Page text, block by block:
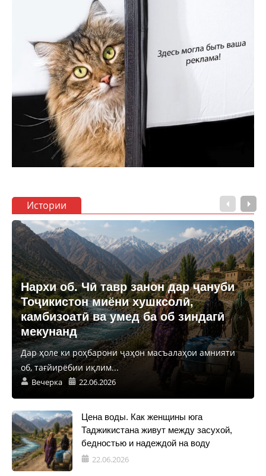
Истории
Нархи об. Чӣ тавр занон дар ҷануби
Тоҷикистон миёни хушксолӣ,
камбизоатӣ ва умед ба об зиндагӣ
мекунанд
Дар ҳоле ки роҳбарони ҷаҳон масъалаҳои амнияти
об, тағйирёбии иқлим...
Вечерка 22.06.2026
Цена воды. Как женщины юга
Таджикистана живут между засухой,
бедностью и надеждой на воду
22.06.2026